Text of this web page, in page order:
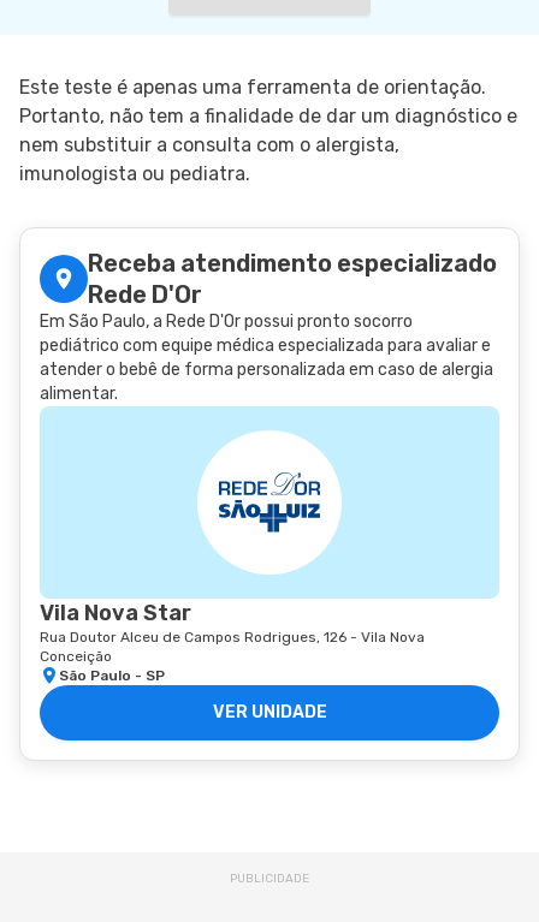
Este teste é apenas uma ferramenta de orientação.
Portanto, não tem a finalidade de dar um diagnóstico e
nem substituir a consulta com o alergista,
imunologista ou pediatra.
Receba atendimento especializado
Rede D'Or
Em São Paulo, a Rede D'Or possui pronto socorro
pediátrico com equipe médica especializada para avaliar e
atender o bebê de forma personalizada em caso de alergia
alimentar.
Vila Nova Star
Rua Doutor Alceu de Campos Rodrigues, 126 - Vila Nova
Conceição
São Paulo - SP
VER UNIDADE